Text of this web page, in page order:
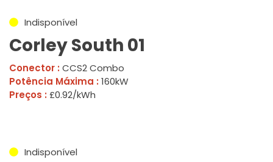
Indisponível
Corley South 01
Conector : CCS2 Combo
Potência Máxima : 160kW
Preços : £0.92/kWh
Indisponível